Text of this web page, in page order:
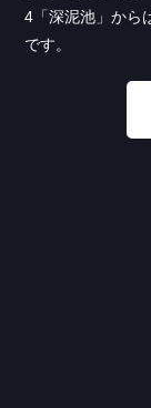
4「深泥池」から
です。